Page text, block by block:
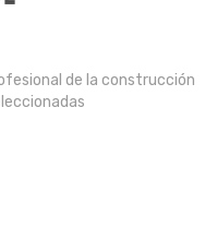
de la construcción